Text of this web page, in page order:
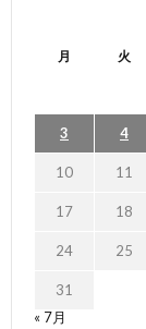
月 火
3 4
10 11
17 18
24 25
31
« 7月